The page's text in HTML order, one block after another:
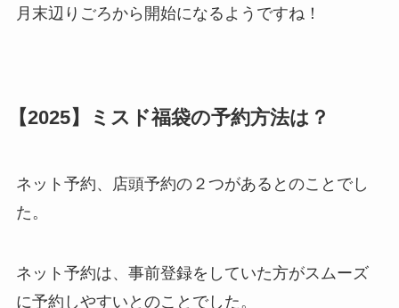
月末辺りごろから開始になるようですね！
【2025】ミスド福袋の予約方法は？
ネット予約、店頭予約の２つがあるとのことでし
た。
ネット予約は、事前登録をしていた方がスムーズ
に予約しやすいとのことでした。